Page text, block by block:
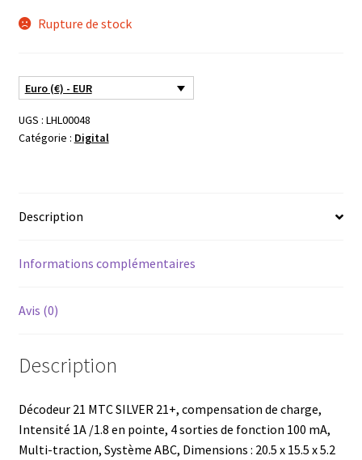
Rupture de stock
Euro (€) - EUR
UGS : LHL00048
Catégorie : Digital
Description
Informations complémentaires
Avis (0)
Description
Décodeur 21 MTC SILVER 21+, compensation de charge,
Intensité 1A /1.8 en pointe, 4 sorties de fonction 100 mA,
Multi-traction, Système ABC, Dimensions : 20.5 x 15.5 x 5.2